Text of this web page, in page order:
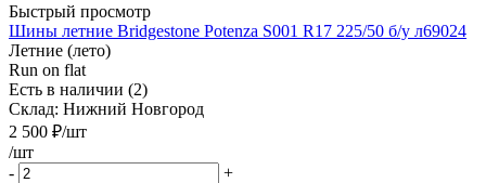
Быстрый просмотр
Шины летние Bridgestone Potenza S001 R17 225/50 б/у л69024
Летние (лето)
Run on flat
Есть в наличии (2)
Склад: Нижний Новгород
2 500 ₽/шт
/шт
-
+